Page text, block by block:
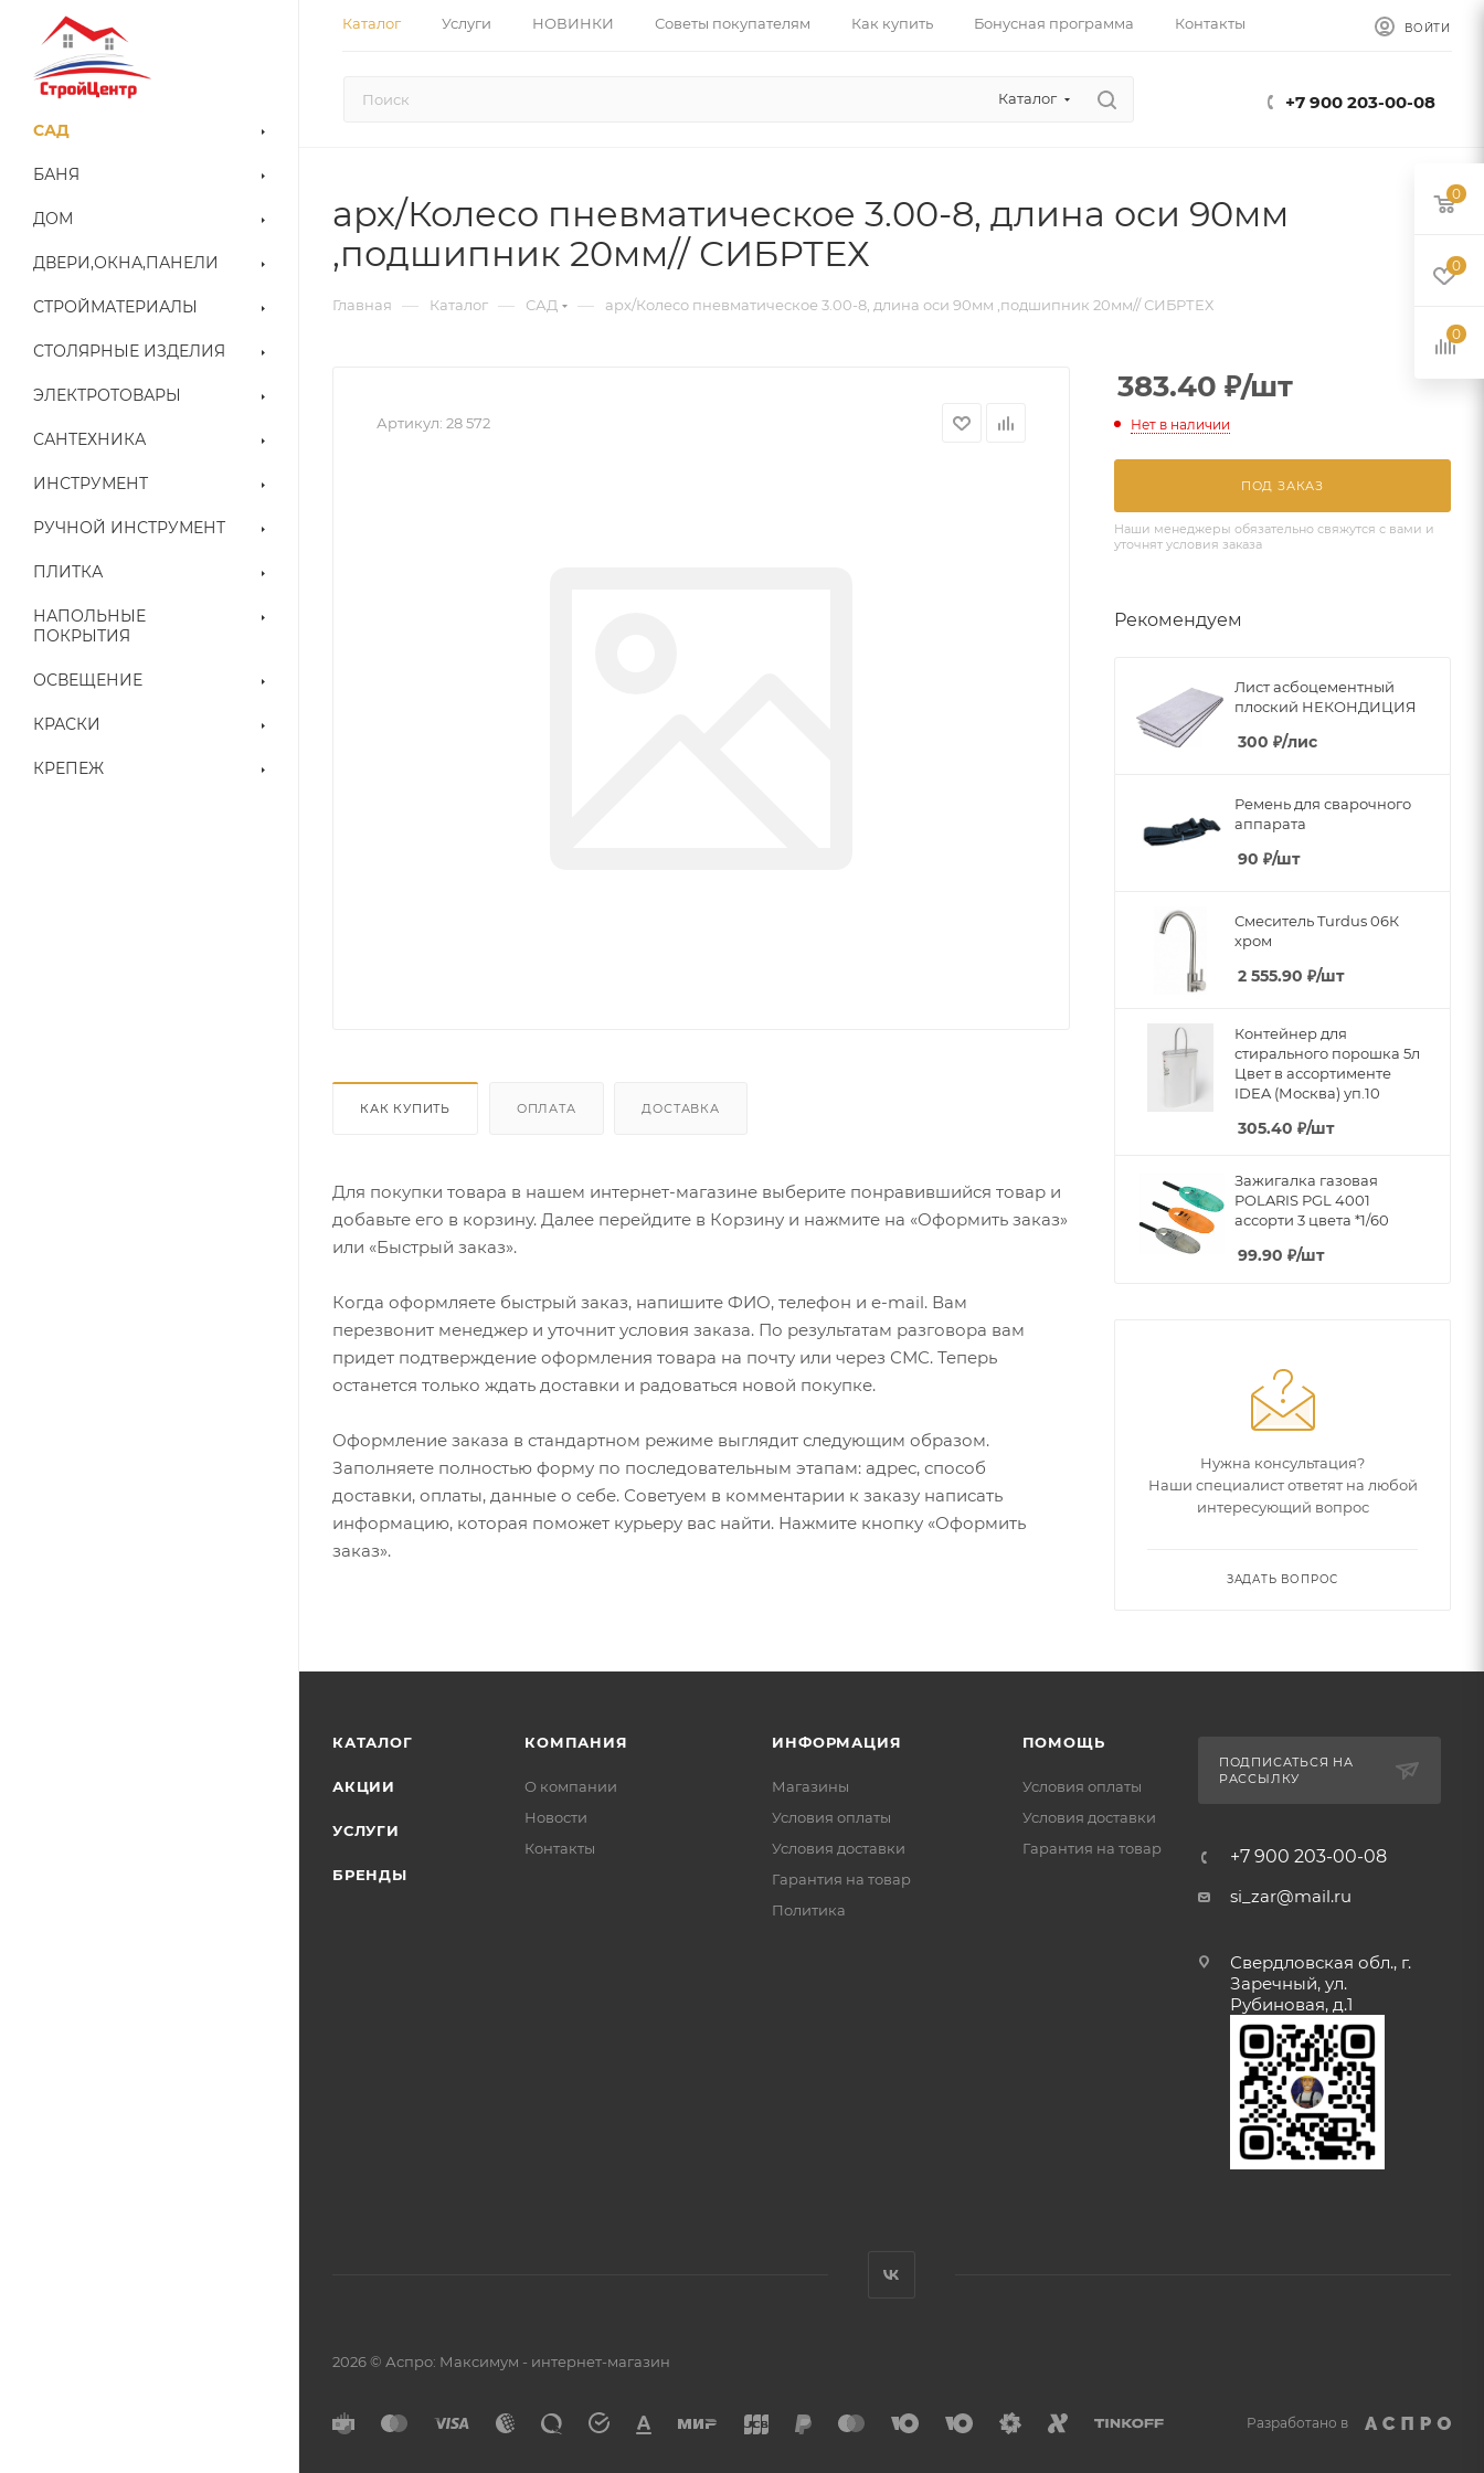
Каталог Услуги НОВИНКИ Советы покупателям Как купить Бонусная программа Контакты ВОЙТИ
Каталог +7 900 203-00-08
САД
БАНЯ
ДОМ
ДВЕРИ,ОКНА,ПАНЕЛИ
СТРОЙМАТЕРИАЛЫ
СТОЛЯРНЫЕ ИЗДЕЛИЯ
ЭЛЕКТРОТОВАРЫ
САНТЕХНИКА
ИНСТРУМЕНТ
РУЧНОЙ ИНСТРУМЕНТ
ПЛИТКА
НАПОЛЬНЫЕ
ПОКРЫТИЯ
ОСВЕЩЕНИЕ
КРАСКИ
КРЕПЕЖ
арх/Колесо пневматическое 3.00-8, длина оси 90мм
,подшипник 20мм// СИБРТЕХ
Главная — Каталог — САД — арх/Колесо пневматическое 3.00-8, длина оси 90мм ,подшипник 20мм// СИБРТЕХ
Артикул: 28 572
КАК КУПИТЬ ОПЛАТА ДОСТАВКА
Для покупки товара в нашем интернет-магазине выберите понравившийся товар и
добавьте его в корзину. Далее перейдите в Корзину и нажмите на «Оформить заказ»
или «Быстрый заказ».
Когда оформляете быстрый заказ, напишите ФИО, телефон и e-mail. Вам
перезвонит менеджер и уточнит условия заказа. По результатам разговора вам
придет подтверждение оформления товара на почту или через СМС. Теперь
останется только ждать доставки и радоваться новой покупке.
Оформление заказа в стандартном режиме выглядит следующим образом.
Заполняете полностью форму по последовательным этапам: адрес, способ
доставки, оплаты, данные о себе. Советуем в комментарии к заказу написать
информацию, которая поможет курьеру вас найти. Нажмите кнопку «Оформить
заказ».
383.40 ₽/шт
Нет в наличии
ПОД ЗАКАЗ
Наши менеджеры обязательно свяжутся с вами и
уточнят условия заказа
Рекомендуем
Лист асбоцементный
плоский НЕКОНДИЦИЯ
300 ₽/лис
Ремень для сварочного
аппарата
90 ₽/шт
Смеситель Turdus 06К
хром
2 555.90 ₽/шт
Контейнер для
стирального порошка 5л
Цвет в ассортименте
IDEA (Москва) уп.10
305.40 ₽/шт
Зажигалка газовая
POLARIS PGL 4001
ассорти 3 цвета *1/60
99.90 ₽/шт
Нужна консультация?
Наши специалист ответят на любой
интересующий вопрос
ЗАДАТЬ ВОПРОС
КАТАЛОГ
АКЦИИ
УСЛУГИ
БРЕНДЫ
КОМПАНИЯ
О компании
Новости
Контакты
ИНФОРМАЦИЯ
Магазины
Условия оплаты
Условия доставки
Гарантия на товар
Политика
ПОМОЩЬ
Условия оплаты
Условия доставки
Гарантия на товар
ПОДПИСАТЬСЯ НА
РАССЫЛКУ
+7 900 203-00-08
si_zar@mail.ru
Свердловская обл., г.
Заречный, ул.
Рубиновая, д.1
2026 © Аспро: Максимум - интернет-магазин
Разработано в
0
0
0